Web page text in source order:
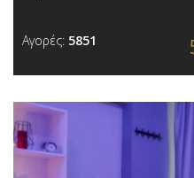
Αγορές: 5851